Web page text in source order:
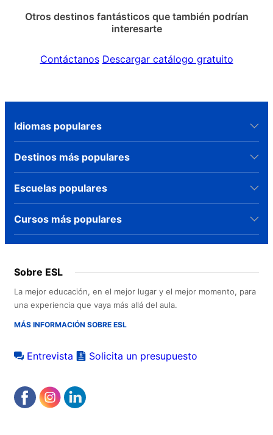
Otros destinos fantásticos que también podrían
interesarte
Contáctanos Descargar catálogo gratuito
Idiomas populares
Destinos más populares
Escuelas populares
Cursos más populares
Sobre ESL
La mejor educación, en el mejor lugar y el mejor momento, para
una experiencia que vaya más allá del aula.
MÁS INFORMACIÓN SOBRE ESL
Entrevista Solicita un presupuesto